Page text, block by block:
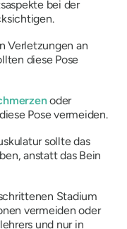
bei der
Verletzungen an
diese Pose
oder
Pose vermeiden.
sollte das
anstatt das Bein
Stadium
vermeiden oder
und nur in